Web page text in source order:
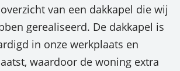
van een dakkapel die wij
gerealiseerd. De dakkapel is
in onze werkplaats en
waardoor de woning extra